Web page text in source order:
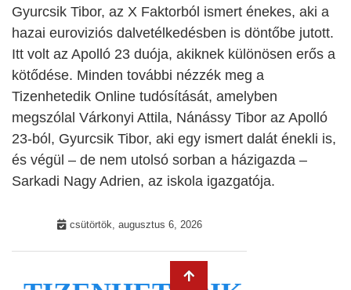
Gyurcsik Tibor, az X Faktorból ismert énekes, aki a
hazai euroviziós dalvetélkedésben is döntőbe jutott.
Itt volt az Apolló 23 duója, akiknek különösen erős a
kötődése. Minden további nézzék meg a
Tizenhetedik Online tudósítását, amelyben
megszólal Várkonyi Attila, Nánássy Tibor az Apolló
23-ból, Gyurcsik Tibor, aki egy ismert dalát énekli is,
és végül – de nem utolsó sorban a házigazda –
Sarkadi Nagy Adrien, az iskola igazgatója.